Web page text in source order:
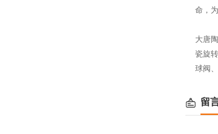
命，
大唐
瓷旋
球阀
留